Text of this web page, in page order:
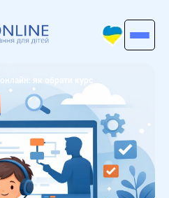
як обрати курс